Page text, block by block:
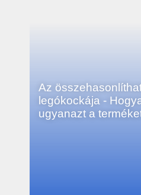
Az
legókockája -
ugyanazt a